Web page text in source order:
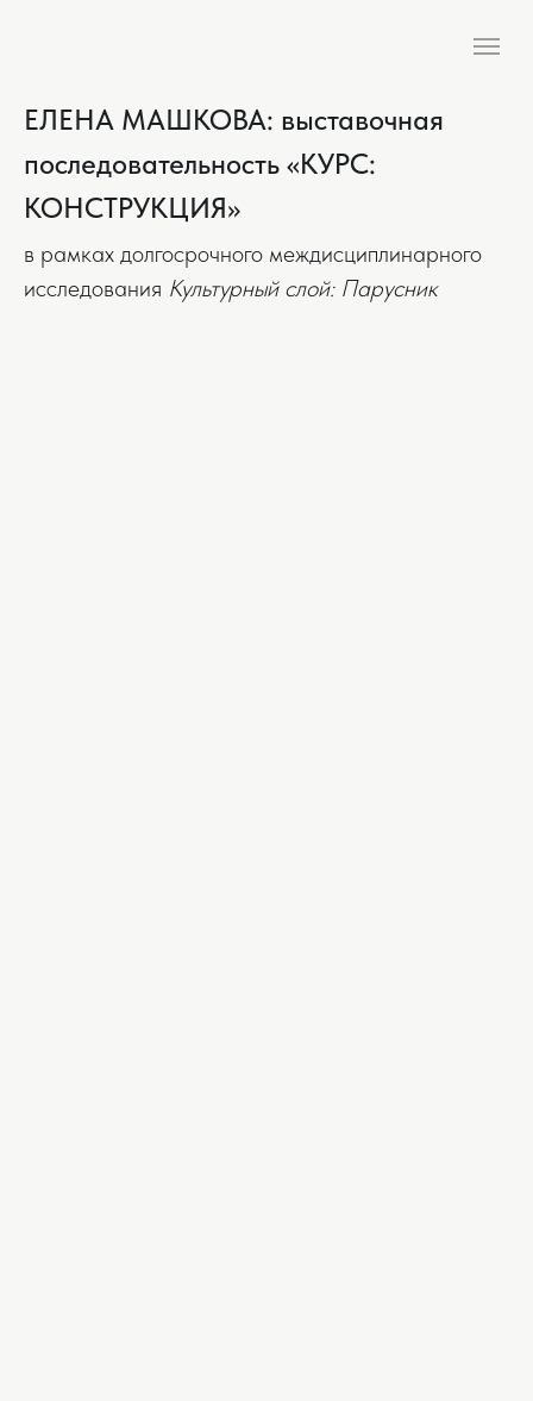
ЕЛЕНА МАШКОВА: выставочная
последовательность «КУРС:
КОНСТРУКЦИЯ»
в рамках долгосрочного междисциплинарного
исследования Культурный слой: Парусник